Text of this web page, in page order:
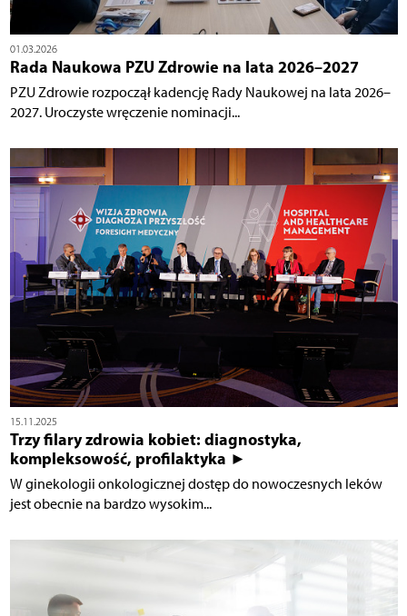
01.03.2026
Rada Naukowa PZU Zdrowie na lata 2026–2027
PZU Zdrowie rozpoczął kadencję Rady Naukowej na lata 2026–
2027. Uroczyste wręczenie nominacji...
15.11.2025
Trzy filary zdrowia kobiet: diagnostyka,
kompleksowość, profilaktyka ►
W ginekologii onkologicznej dostęp do nowoczesnych leków
jest obecnie na bardzo wysokim...